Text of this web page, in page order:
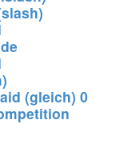
(gleich) 0